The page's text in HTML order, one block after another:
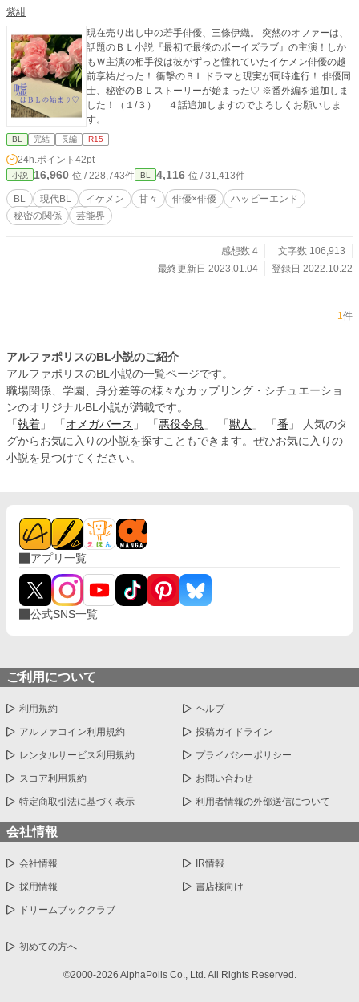
紫紺
現在売り出し中の若手俳優、三條伊織。 突然のオファーは、
話題のＢＬ小説『最初で最後のボーイズラブ』の主演！しか
もＷ主演の相手役は彼がずっと憧れていたイケメン俳優の越
前享祐だった！ 衝撃のＢＬドラマと現実が同時進行！ 俳優同
士、秘密のＢＬストーリーが始まった♡ ※番外編を追加しま
した！（１/３） ４話追加しますのでよろしくお願いしま
す。
BL 完結 長編 R15
24h.ポイント 42pt
小説 16,960 位 / 228,743件 BL 4,116 位 / 31,413件
BL 現代BL イケメン 甘々 俳優×俳優
ハッピーエンド
秘密の関係
芸能界
感想数 4
文字数 106,913
最終更新日 2023.01.04
登録日 2022.10.22
1件
アルファポリスのBL小説のご紹介
アルファポリスのBL小説の一覧ページです。
職場関係、学園、身分差等の様々なカップリング・シチュエーショ
ンのオリジナルBL小説が満載です。
「 執着 」 「 オメガバース 」 「 悪役令息 」 「 獣人 」 「 番 」 人気のタ
グからお気に入りの小説を探すこともできます。ぜひお気に入りの
小説を見つけてください。
アプリ一覧
公式SNS一覧
ご利用について
利用規約 ヘルプ
アルファコイン利用規約 投稿ガイドライン
レンタルサービス利用規約 プライバシーポリシー
スコア利用規約 お問い合わせ
特定商取引法に基づく表示 利用者情報の外部送信について
会社情報
会社情報 IR情報
採用情報 書店様向け
ドリームブッククラブ
初めての方へ
©2000-2026 AlphaPolis Co., Ltd. All Rights Reserved.